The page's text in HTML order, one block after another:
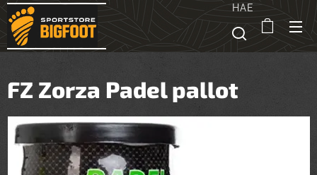
HAE
FZ Zorza Padel pallot